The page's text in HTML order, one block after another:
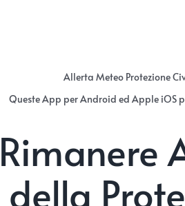
Allerta Meteo Protezione
Queste App per Android ed Apple iOS